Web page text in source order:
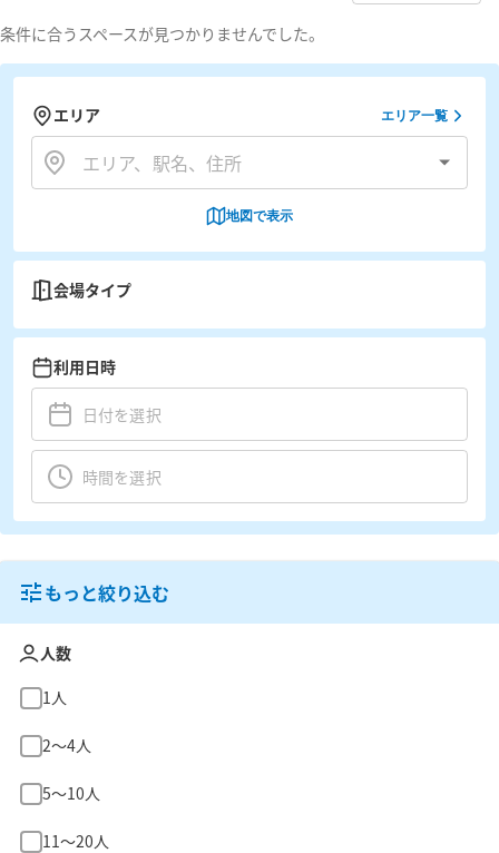
条件に合うスペースが見つかりませんでした。
エリア エリア一覧
地図で表示
会場タイプ
利用日時
もっと絞り込む
人数
1人
2〜4人
5〜10人
11〜20人